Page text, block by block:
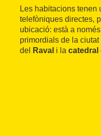
Les habitacions tenen
telefòniques directes,
ubicació: està a
primordials de la
del
Raval i la catedral